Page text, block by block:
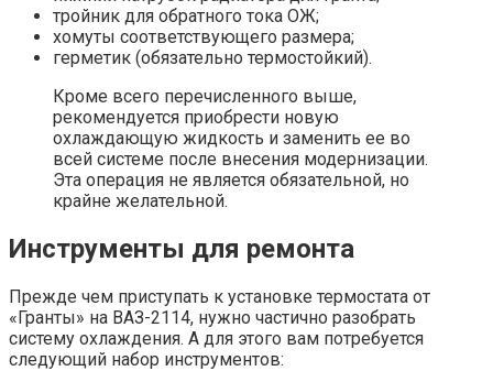
тройник для обратного тока ОЖ;
хомуты соответствующего размера;
герметик (обязательно термостойкий).
Кроме всего перечисленного выше,
рекомендуется приобрести новую
охлаждающую жидкость и заменить ее во
всей системе после внесения модернизации.
Эта операция не является обязательной, но
крайне желательной.
Инструменты для ремонта
Прежде чем приступать к установке термостата от
«Гранты» на ВАЗ-2114, нужно частично разобрать
систему охлаждения. А для этого вам потребуется
следующий набор инструментов: